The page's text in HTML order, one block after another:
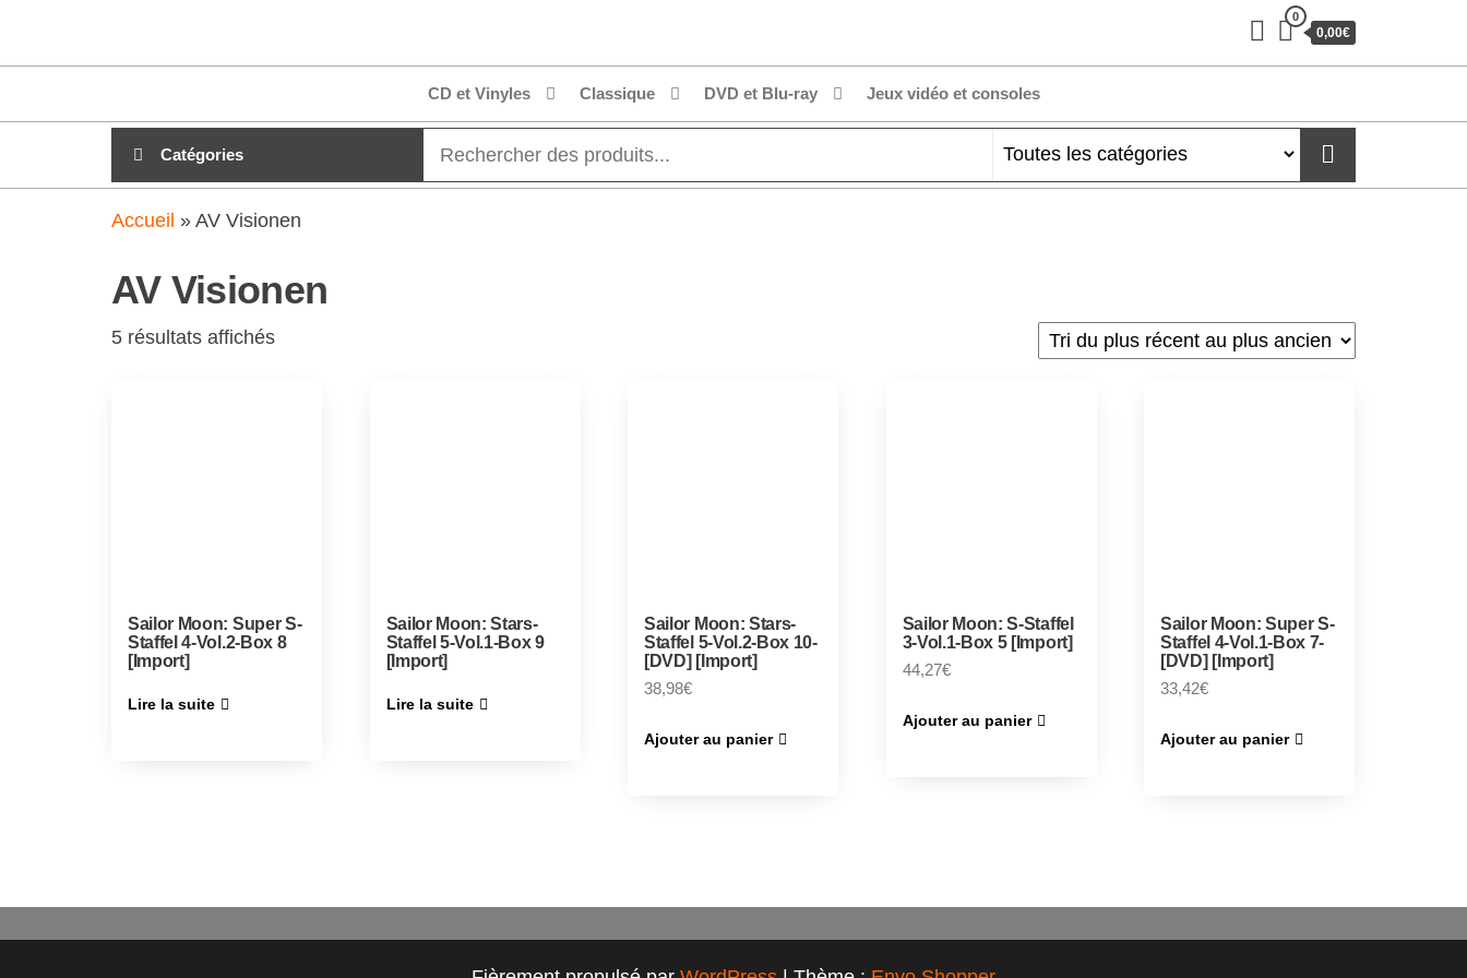
clubdial.fr
0
0,00€
CD et Vinyles Classique DVD et Blu-ray Jeux vidéo et consoles
Catégories
Accueil » AV Visionen
AV Visionen
5 résultats affichés
Sailor Moon: Super S-
Staffel 4-Vol.2-Box 8
[Import]
Lire la suite
Sailor Moon: Stars-
Staffel 5-Vol.1-Box 9
[Import]
Lire la suite
Sailor Moon: Stars-
Staffel 5-Vol.2-Box 10-
[DVD] [Import]
38,98€
Ajouter au panier
Sailor Moon: S-Staffel
3-Vol.1-Box 5 [Import]
44,27€
Ajouter au panier
Sailor Moon: Super S-
Staffel 4-Vol.1-Box 7-
[DVD] [Import]
33,42€
Ajouter au panier